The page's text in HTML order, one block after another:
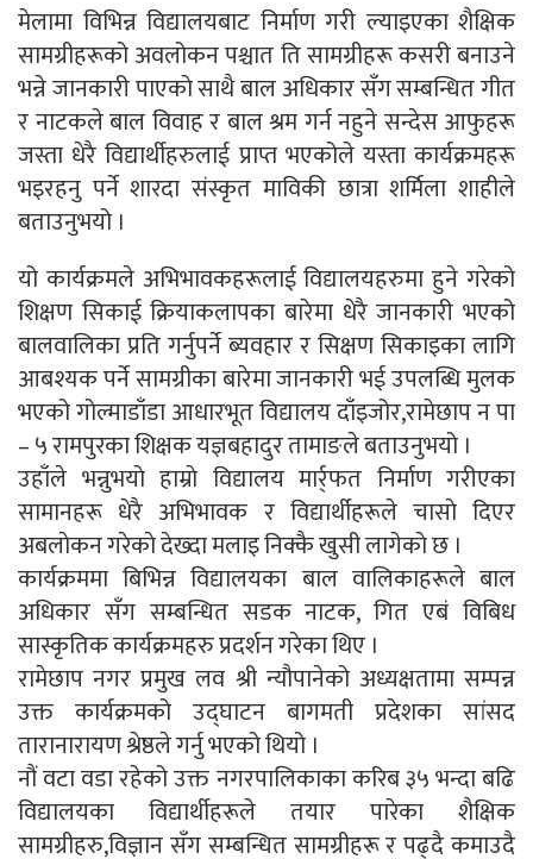
मेलामा विभिन्न विद्यालयबाट निर्माण गरी ल्याइएका शैक्षिक
सामग्रीहरूको अवलोकन पश्चात ति सामग्रीहरू कसरी बनाउने
भन्ने जानकारी पाएकाे साथै बाल अधिकार सँग सम्बन्धित गीत
र नाटकले बाल विवाह र बाल श्रम गर्न नहुने सन्देस आफुहरू
जस्ता धेरै विद्यार्थीहरुलाई प्राप्त भएकोले यस्ता कार्यक्रमहरू
भइरहनु पर्ने शारदा संस्कृत माविकी छात्रा शर्मिला शाहीले
बताउनुभयो ।
यो कार्यक्रमले अभिभावकहरूलाई विद्यालयहरुमा हुने गरेको
शिक्षण सिकाई क्रियाकलापका बारेमा धेरै जानकारी भएको
बालवालिका प्रति गर्नुपर्ने ब्यवहार र सिक्षण सिकाइका लागि
आबश्यक पर्ने सामग्रीका बारेमा जानकारी भई उपलब्धि मुलक
भएको गोल्माडाँडा आधारभूत विद्यालय दाँइजोर,रामेछाप न पा
– ५ रामपुरका शिक्षक यज्ञबहादुर तामाङले बताउनुभयो ।
उहाँले भन्नुभयाे हाम्राे विद्यालय मार्र्फत निर्माण गरीएका
सामानहरू धेरै अभिभावक र विद्यार्थीहरूले चासाे दिएर
अबलाेकन गरेकाे देख्दा मलाइ निक्कै खुसी लागेकाे छ ।
कार्यक्रममा बिभिन्न विद्यालयका बाल वालिकाहरूले बाल
अधिकार सँग सम्बन्धित सडक नाटक, गित एबं विबिध
सास्कृतिक कार्यक्रमहरु प्रदर्शन गरेका थिए ।
रामेछाप नगर प्रमुख लव श्री न्यौपानेको अध्यक्षतामा सम्पन्न
उक्त कार्यक्रमको उद्घाटन बागमती प्रदेशका सांसद
तारानारायण श्रेष्ठले गर्नु भएको थियो ।
नौं वटा वडा रहेको उक्त नगरपालिकाका करिब ३५ भन्दा बढि
विद्यालयका विद्यार्थीहरूले तयार पारेका शैक्षिक
सामग्रीहरु,विज्ञान सँग सम्बन्धित सामग्रीहरू र पढ्दै कमाउदै